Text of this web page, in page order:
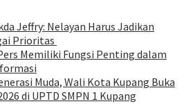
Jeffry: Nelayan Harus Jadikan
Prioritas
Memiliki Fungsi Penting dalam
Muda, Wali Kota Kupang Buka
di UPTD SMPN 1 Kupang